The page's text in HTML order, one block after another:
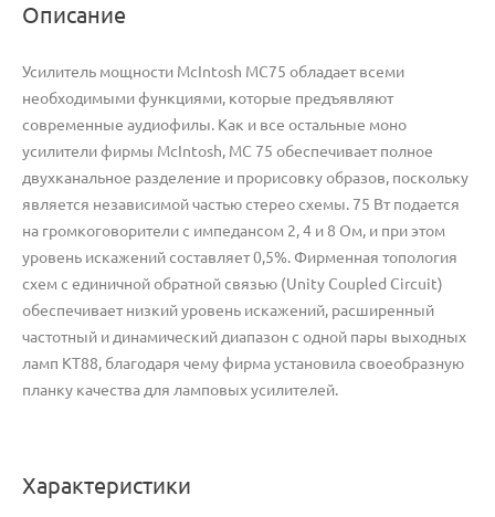
Описание
Усилитель мощности McIntosh MC75 обладает всеми
необходимыми функциями, которые предъявляют
современные аудиофилы. Как и все остальные моно
усилители фирмы McIntosh, МС 75 обеспечивает полное
двухканальное разделение и прорисовку образов, поскольку
является независимой частью стерео схемы. 75 Вт подается
на громкоговорители с импедансом 2, 4 и 8 Ом, и при этом
уровень искажений составляет 0,5%. Фирменная топология
схем с единичной обратной связью (Unity Coupled Circuit)
обеспечивает низкий уровень искажений, расширенный
частотный и динамический диапазон с одной пары выходных
ламп КТ88, благодаря чему фирма установила своеобразную
планку качества для ламповых усилителей.
Характеристики